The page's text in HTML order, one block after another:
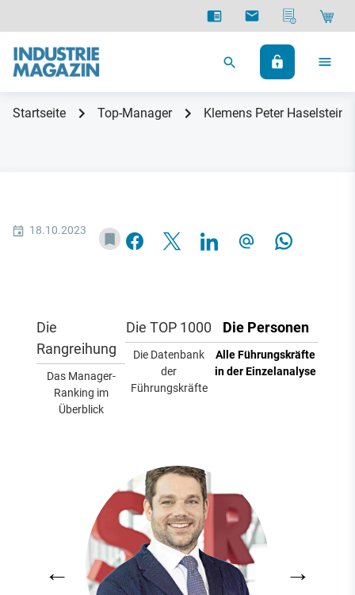
Startseite Top-Manager Klemens Peter Haselsteiner
18.10.2023
Die
Rangreihung
Das Manager-
Ranking im
Überblick
Die TOP 1000
Die Datenbank
der
Führungskräfte
Die Personen
Alle Führungskräfte
in der Einzelanalyse
← →